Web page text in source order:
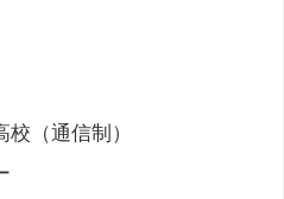
（通信制）